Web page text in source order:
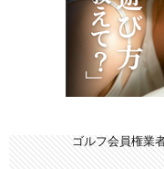
ゴルフ会員権業